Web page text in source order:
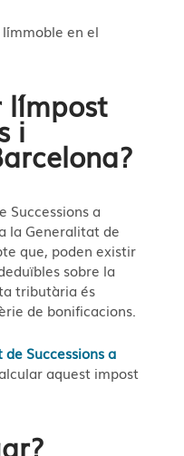
en el
i
Successions a
la Generalitat de
que, poden existir
sobre la
tributària és
de bonificacions.
de Successions a
aquest impost